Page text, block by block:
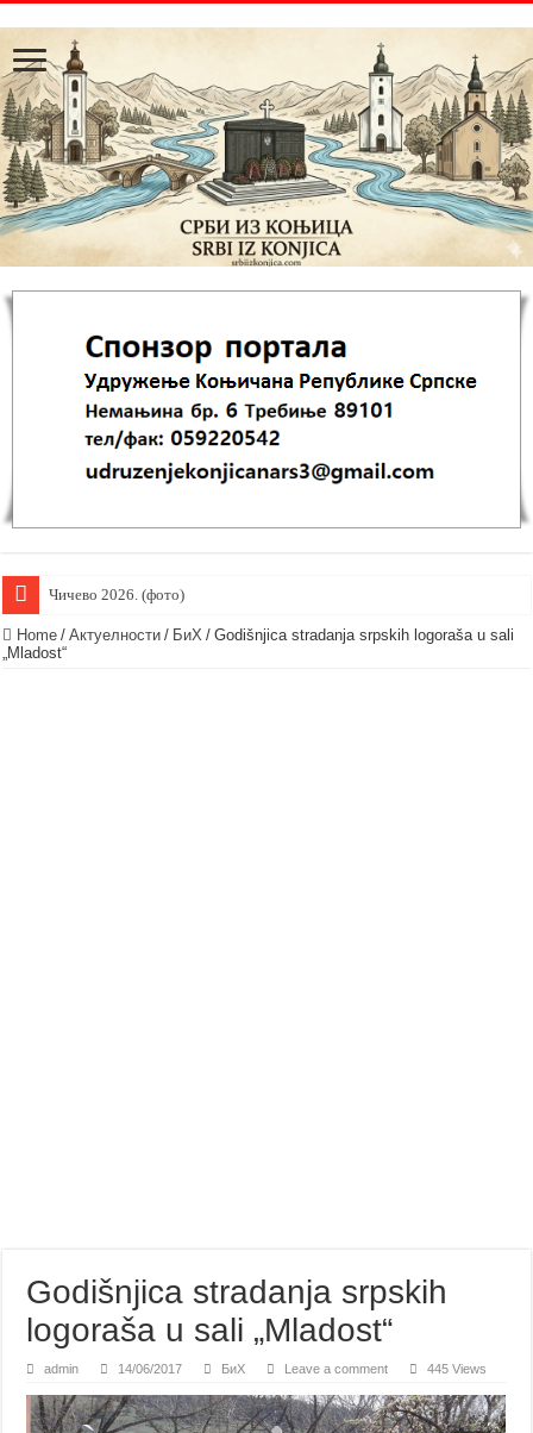
Чичево 2026. (фото)
Home / Актуелности / БиХ / Godišnjica stradanja srpskih logoraša u sali
„Mladost“
Godišnjica stradanja srpskih
logoraša u sali „Mladost“
admin 14/06/2017 БиХ Leave a comment 445 Views